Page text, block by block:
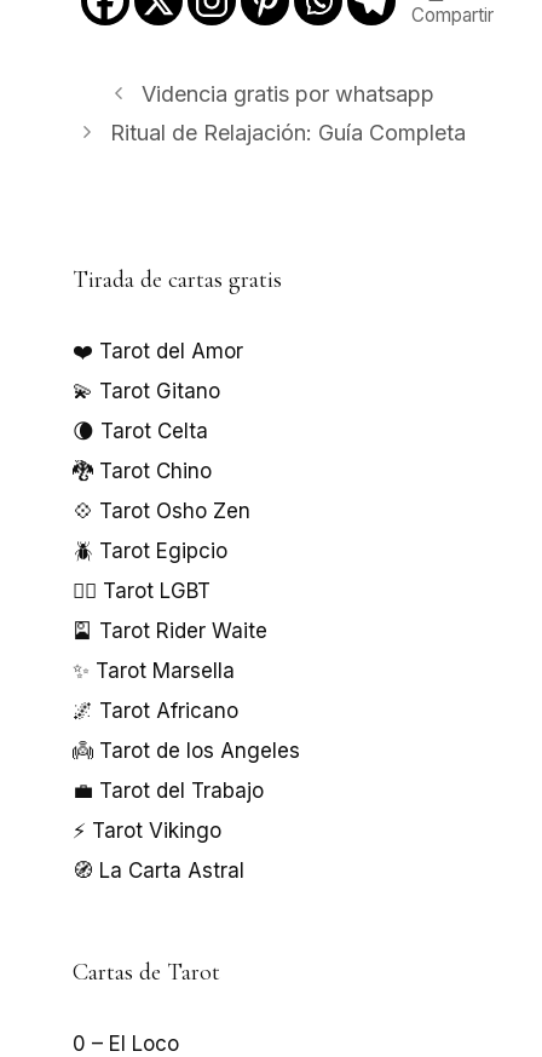
Compartir
Videncia gratis por whatsapp
Ritual de Relajación: Guía Completa
Tirada de cartas gratis
❤️ Tarot del Amor
💫 Tarot Gitano
🌘 Tarot Celta
🐉 Tarot Chino
💠 Tarot Osho Zen
🪲 Tarot Egipcio
🏳️‍🌈 Tarot LGBT
🎴 Tarot Rider Waite
✨ Tarot Marsella
🌌 Tarot Africano
👼 Tarot de los Angeles
💼 Tarot del Trabajo
⚡ Tarot Vikingo
🧭 La Carta Astral
Cartas de Tarot
0 – El Loco